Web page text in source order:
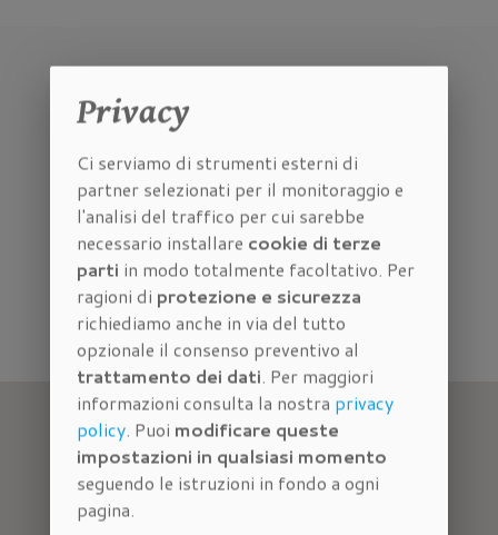
Dove siamo
Vieni a trovarci nella nostraagenzia
immobiliare vicino Careggi
Privacy
Ci serviamo di strumenti esterni di
partner selezionati per il monitoraggio e
l'analisi del traffico per cui sarebbe
necessario installare cookie di terze
parti in modo totalmente facoltativo. Per
ragioni di protezione e sicurezza
richiediamo anche in via del tutto
opzionale il consenso preventivo al
trattamento dei dati. Per maggiori
informazioni consulta la nostra privacy
policy. Puoi modificare queste
impostazioni in qualsiasi momento
seguendo le istruzioni in fondo a ogni
pagina.